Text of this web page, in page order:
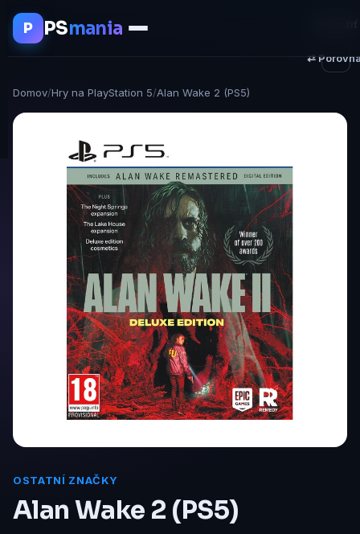
P PSmania
Domov/Hry na PlayStation 5/Alan Wake 2 (PS5)
OSTATNÍ ZNAČKY
Alan Wake 2 (PS5)
⇄